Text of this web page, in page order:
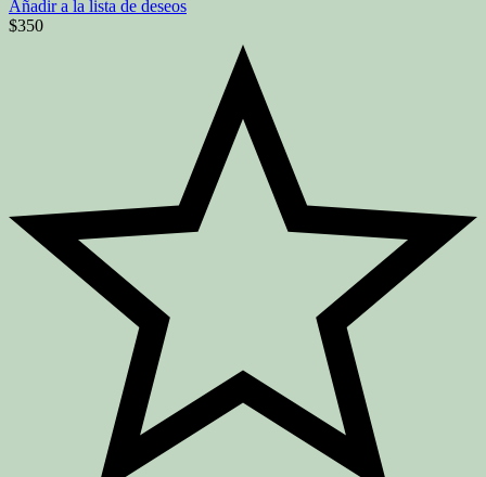
Añadir a la lista de deseos
$350